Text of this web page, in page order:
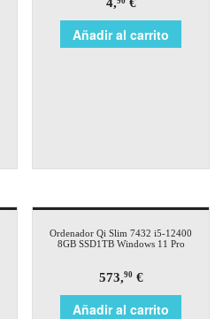
Añadir al carrito
Ordenador Qi Slim 7432 i5-12400
8GB SSD1TB Windows 11 Pro
573,90€
Añadir al carrito